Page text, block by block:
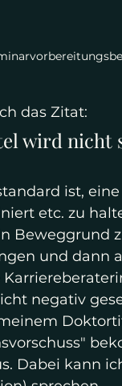
das Zitat:
wird nicht
ist,
etc. zu
Beweggrund
und dann
negativ
Dabei kann